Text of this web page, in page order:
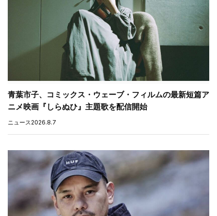
青葉市子、コミックス・ウェーブ・フィルムの最新短篇ア
ニメ映画『しらぬひ』主題歌を配信開始
ニュース 2026.8.7